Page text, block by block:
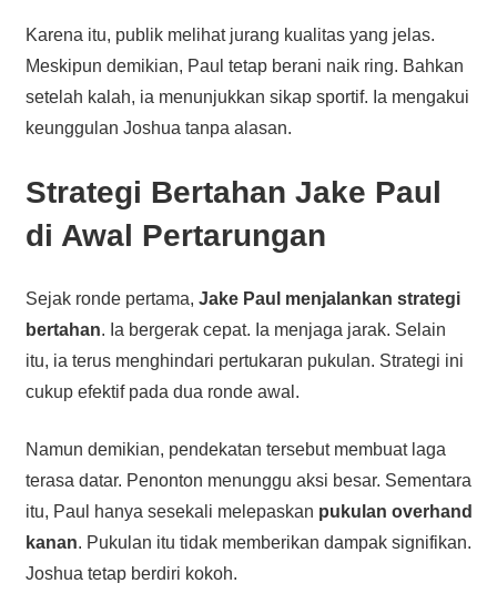
Karena itu, publik melihat jurang kualitas yang jelas.
Meskipun demikian, Paul tetap berani naik ring. Bahkan
setelah kalah, ia menunjukkan sikap sportif. Ia mengakui
keunggulan Joshua tanpa alasan.
Strategi Bertahan Jake Paul
di Awal Pertarungan
Sejak ronde pertama, Jake Paul menjalankan strategi
bertahan. Ia bergerak cepat. Ia menjaga jarak. Selain
itu, ia terus menghindari pertukaran pukulan. Strategi ini
cukup efektif pada dua ronde awal.
Namun demikian, pendekatan tersebut membuat laga
terasa datar. Penonton menunggu aksi besar. Sementara
itu, Paul hanya sesekali melepaskan pukulan overhand
kanan. Pukulan itu tidak memberikan dampak signifikan.
Joshua tetap berdiri kokoh.